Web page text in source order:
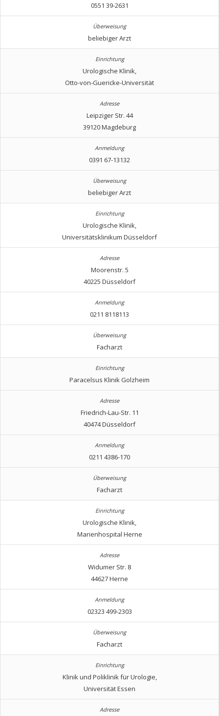
0551 39-2631
beliebiger Arzt
Urologische Klinik,
Otto-von-Guericke-Universität
Leipziger Str. 44
39120 Magdeburg
0391 67-13132
beliebiger Arzt
Urologische Klinik,
Universitätsklinikum Düsseldorf
Moorenstr. 5
40225 Düsseldorf
0211 8118113
Facharzt
Paracelsus Klinik Golzheim
Friedrich-Lau-Str. 11
40474 Düsseldorf
0211 4386-170
Facharzt
Urologische Klinik,
Marienhospital Herne
Widumer Str. 8
44627 Herne
02323 499-2303
Facharzt
Klinik und Poliklinik für Urologie,
Universität Essen